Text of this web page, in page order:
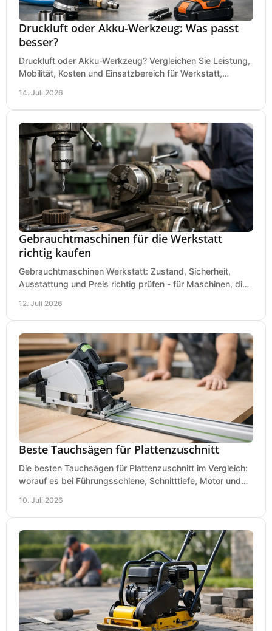
Druckluft oder Akku-Werkzeug: Was passt
besser?
Druckluft oder Akku-Werkzeug? Vergleichen Sie Leistung,
Mobilität, Kosten und Einsatzbereich für Werkstatt,
14. Juli 2026
Gebrauchtmaschinen für die Werkstatt
richtig kaufen
Gebrauchtmaschinen Werkstatt: Zustand, Sicherheit,
Ausstattung und Preis richtig prüfen - für Maschinen, die
12. Juli 2026
Beste Tauchsägen für Plattenzuschnitt
Die besten Tauchsägen für Plattenzuschnitt im Vergleich:
worauf es bei Führungsschiene, Schnitttiefe, Motor und
10. Juli 2026